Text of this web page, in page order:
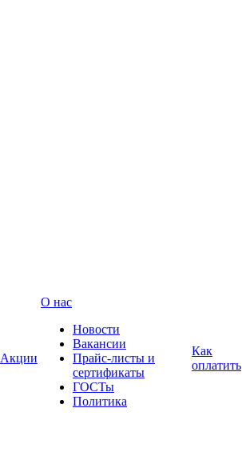
Акции
О нас
Новости
Вакансии
Прайс-листы и
сертификаты
ГОСТы
Политика
Как
оплатить